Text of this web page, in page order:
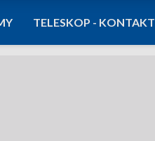
TELESKOP - KONTAKT